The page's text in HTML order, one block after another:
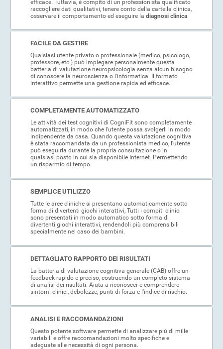
efficace. Tuttavia, è compito di un professionista qualificato
raccogliere dati qualitativi, tenere conto della cartella clinica,
osservare il comportamento ed eseguire la diagnosi clinica.
FACILE DA GESTIRE
Qualsiasi utente privato o professionale (medico, psicologo,
professore, etc.) può impiegare personalmente questa
batteria di valutazione neuropsicologia senza alcun bisogno
di conoscere la neuroscienza o l'informatica. Il formato
interattivo permette una gestione rapida ed efficace.
COMPLETAMENTE AUTOMATIZZATO
Le attività dei test cognitivi di CogniFit sono completamente
automatizzati, in modo che l'utente possa svolgerli in modo
indipendente da casa. Quando questa valutazione cognitiva
è stata raccomandata da un professionista medico, l'utente
può eseguirla durante la propria consultazione o in
qualsiasi posto in cui sia disponibile Internet. Permettendo
un risparmio di tempo.
SEMPLICE UTILIZZO
Tutte le aree cliniche si presentano automaticamente sotto
forma di divertenti giochi interattivi, Tutti i compiti clinici
sono presentati in modo automatico sotto forma di
divertenti giochi interattivi, rendendoli più comprensibili
specialmente nel caso dei bambini.
DETTAGLIATO RAPPORTO DEI RISULTATI
La batteria di valutazione cognitiva generale (CAB) offre un
feedback rapido e preciso, costruendo un completo sistema
di analisi dei risultati. Aiuta a riconoscer e comprendere
sintomi clinici, debolezze, punti di forza e l'indice di rischio.
ANALISI E RACCOMANDAZIONI
Questo potente software permette di analizzare più di mille
variabili e offre raccomandazioni molto specifiche e
adeguate alle necessità di ogni persona.